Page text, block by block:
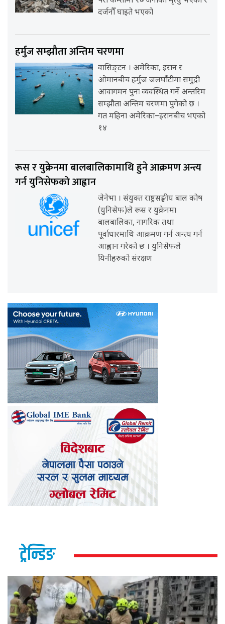
दर्जनौँ घाइते भएको
हर्मुज सम्झौता अन्तिम चरणमा
वासिङ्टन । अमेरिका, इरान र
ओमानबीच हर्मुज जलघाँटीमा समुद्री
आवागमन पुनः व्यवस्थित गर्ने अन्तरिम
सम्झौता अन्तिम चरणमा पुगेको छ ।
गत महिना अमेरिका–इरानबीच भएको
१४
रूस र युक्रेनमा बालबालिकामाथि हुने आक्रमण अन्त्य
गर्न युनिसेफको आह्वान
जेनेभा । संयुक्त राष्ट्रसङ्घीय बाल कोष
(युनिसेफ)ले रूस र युक्रेनमा
बालबालिका, नागरिक तथा
पूर्वाधारमाथि आक्रमण गर्न अन्त्य गर्न
आह्वान गरेको छ । युनिसेफले
यिनीहरुको संरक्षण
ट्रेन्डिङ